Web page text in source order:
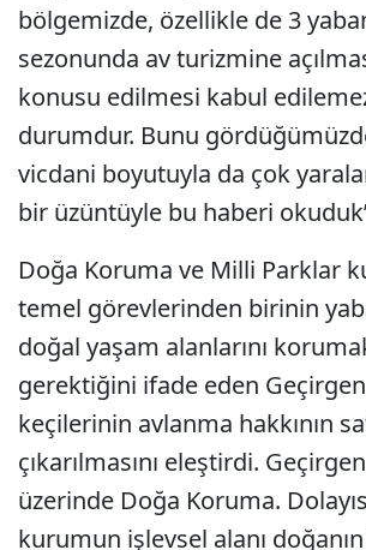
bölgemizde, özellikle de 3
sezonunda av turizmine
konusu edilmesi kabul
durumdur. Bunu
vicdani boyutuyla da çok
bir üzüntüyle bu haberi
Doğa Koruma ve Milli Parklar
temel görevlerinden birinin
doğal yaşam alanlarını
gerektiğini ifade eden
keçilerinin avlanma hakkının
çıkarılmasını eleştirdi.
üzerinde Doğa Koruma.
kurumun işlevsel alanı